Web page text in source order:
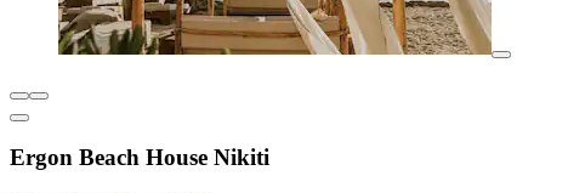
Ergon Beach House Nikiti